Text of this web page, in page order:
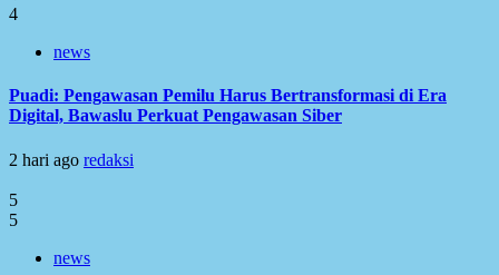
4
news
Puadi: Pengawasan Pemilu Harus Bertransformasi di Era
Digital, Bawaslu Perkuat Pengawasan Siber
2 hari ago redaksi
5
5
news